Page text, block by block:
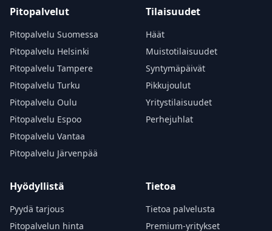
Pitopalvelut
Pitopalvelu Suomessa
Pitopalvelu Helsinki
Pitopalvelu Tampere
Pitopalvelu Turku
Pitopalvelu Oulu
Pitopalvelu Espoo
Pitopalvelu Vantaa
Pitopalvelu Järvenpää
Tilaisuudet
Häät
Muistotilaisuudet
Syntymäpäivät
Pikkujoulut
Yritystilaisuudet
Perhejuhlat
Hyödyllistä
Pyydä tarjous
Pitopalvelun hinta
Tietoa
Tietoa palvelusta
Premium-yritykset